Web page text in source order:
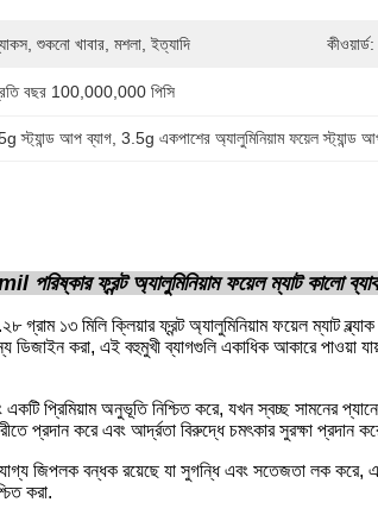
শুকনো খাবার, মশলা, ইত্যাদি কীওয়ার্ড:
বছর 100,000,000 পিসি
স্ট্যান্ড আপ ব্যাগ , 3.5g একপাশের অ্যালুমিনিয়াম ফয়েল স্ট্যান্ড
ফ্রন্ট অ্যালুমিনিয়াম ফয়েল ম্যাট কালো ব্যাক
১৩ মিলি ক্লিয়ার ফ্রন্ট অ্যালুমিনিয়াম ফয়েল ম্যাট
ডিজাইন করা, এই বহুমুখী ব্যাগগুলি একাধিক আকারে পাওয়া
একটি প্রিমিয়াম অনুভূতি নিশ্চিত করে, যখন স্বচ্ছ সামনের
প্রদান করে এবং আর্দ্রতা বিরুদ্ধে চমৎকার সুরক্ষা
জিপলক বন্ধক রয়েছে যা সুগন্ধি এবং সতেজতা লক
করা.